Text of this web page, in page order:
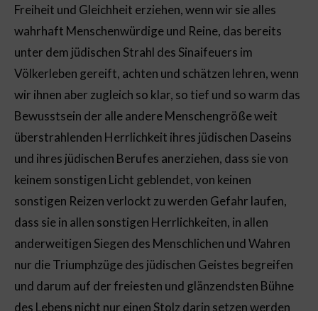
Freiheit und Gleichheit erziehen, wenn wir sie alles
wahrhaft Menschenwürdige und Reine, das bereits
unter dem jüdischen Strahl des Sinaifeuers im
Völkerleben gereift, achten und schätzen lehren, wenn
wir ihnen aber zugleich so klar, so tief und so warm das
Bewusstsein der alle andere Menschengröße weit
überstrahlenden Herrlichkeit ihres jüdischen Daseins
und ihres jüdischen Berufes anerziehen, dass sie von
keinem sonstigen Licht geblendet, von keinen
sonstigen Reizen verlockt zu werden Gefahr laufen,
dass sie in allen sonstigen Herrlichkeiten, in allen
anderweitigen Siegen des Menschlichen und Wahren
nur die Triumphzüge des jüdischen Geistes begreifen
und darum auf der freiesten und glänzendsten Bühne
des Lebens nicht nur einen Stolz darin setzen werden